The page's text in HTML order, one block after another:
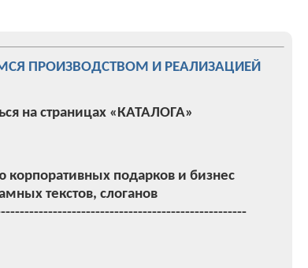
ПРОИЗВОДСТВОМ И РЕАЛИЗАЦИЕЙ
на страницах «КАТАЛОГА»
подарков и бизнес
текстов, слоганов